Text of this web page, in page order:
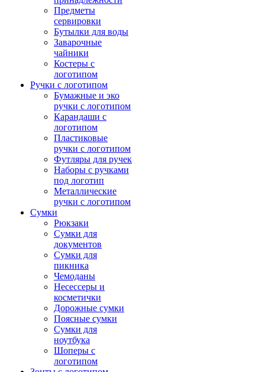
Предметы
сервировки
Бутылки для воды
Заварочные
чайники
Костеры с
логотипом
Ручки с логотипом
Бумажные и эко
ручки с логотипом
Карандаши с
логотипом
Пластиковые
ручки с логотипом
Футляры для ручек
Наборы с ручками
под логотип
Металлические
ручки с логотипом
Сумки
Рюкзаки
Сумки для
документов
Сумки для
пикника
Чемоданы
Несессеры и
косметички
Дорожные сумки
Поясные сумки
Сумки для
ноутбука
Шоперы с
логотипом